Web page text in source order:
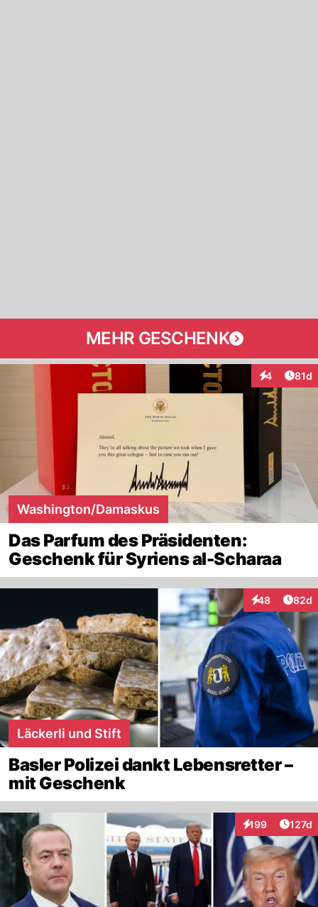
MEHR GESCHENK
4
Interaktionen
81d
Washington/Damaskus
Das Parfum des Präsidenten:
Geschenk für Syriens al-Scharaa
48
Interaktionen
82d
Läckerli und Stift
Basler Polizei dankt Lebensretter –
mit Geschenk
199
Interaktionen
127d